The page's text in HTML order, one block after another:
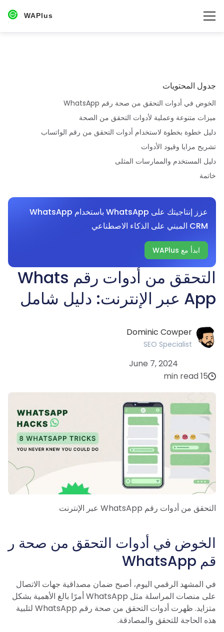
WAPlus
التحقق من أدوات رقم Whats
App عبر الإنترنت: دليل شامل
Dominic Cowper
SEO Specialist
June 7, 2024
15 min read
التحقق من أدوات رقم WhatsApp عبر الإنترنت
الخوض في أدوات التحقق من صحة ر
قم WhatsApp
في المشهد الرقمي اليوم، أصبح ضمان مصداقية جهات الاتصال
على منصات المراسلة مثل WhatsApp أمرًا بالغ الأهمية بشكل
متزايد. ظهرت أدوات التحقق من صحة رقم WhatsApp لتلبية
هذه الحاجة للتحقق والمصادقة.
جدول المحتويات
الخوض في أدوات التحقق من صحة رقم WhatsApp
ميزات متنوعة وعملية لأدوات التحقق من الصحة
دليل خطوة بخطوة لاستخدام أدوات التحقق من رقم الواتساب
تشريح مزايا وقيود الأدوات
دليل المستخدم والممارسات المثلى
خاتمة
عزز إنتاجيتك على WhatsApp باستخدام WhatsApp
CRM المبني على الذكاء الاصطناعي
ابدأ مع WAPlus